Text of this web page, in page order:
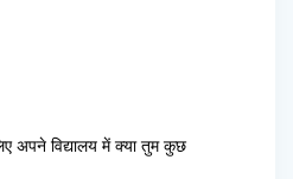
अपने विद्यालय में क्या तुम कुछ